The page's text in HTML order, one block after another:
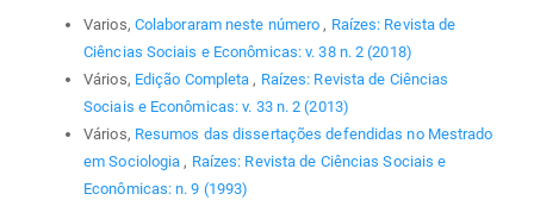
Varios, Colaboraram neste número , Raízes: Revista de
Ciências Sociais e Econômicas: v. 38 n. 2 (2018)
Vários, Edição Completa , Raízes: Revista de Ciências
Sociais e Econômicas: v. 33 n. 2 (2013)
Vários, Resumos das dissertações defendidas no Mestrado
em Sociologia , Raízes: Revista de Ciências Sociais e
Econômicas: n. 9 (1993)